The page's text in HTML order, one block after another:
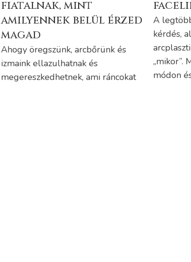
fiatalnak, mint
amilyennek belül érzed
magad
Ahogy öregszünk, arcbőrünk és
izmaink ellazulhatnak és
megereszkedhetnek, ami ráncokat
A
kérdés,
„mikor”.
módon